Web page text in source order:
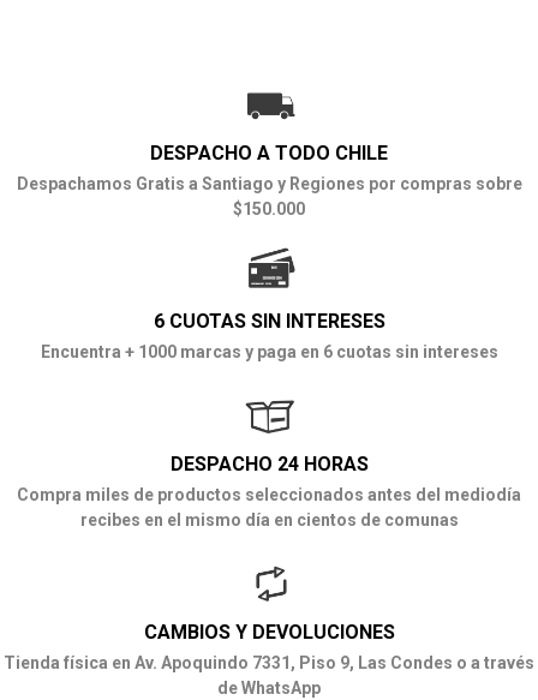
DESPACHO A TODO CHILE
Despachamos Gratis a Santiago y Regiones por compras sobre
$150.000
6 CUOTAS SIN INTERESES
Encuentra + 1000 marcas y paga en 6 cuotas sin intereses
DESPACHO 24 HORAS
Compra miles de productos seleccionados antes del mediodía
recibes en el mismo día en cientos de comunas
CAMBIOS Y DEVOLUCIONES
Tienda física en Av. Apoquindo 7331, Piso 9, Las Condes o a través
de WhatsApp